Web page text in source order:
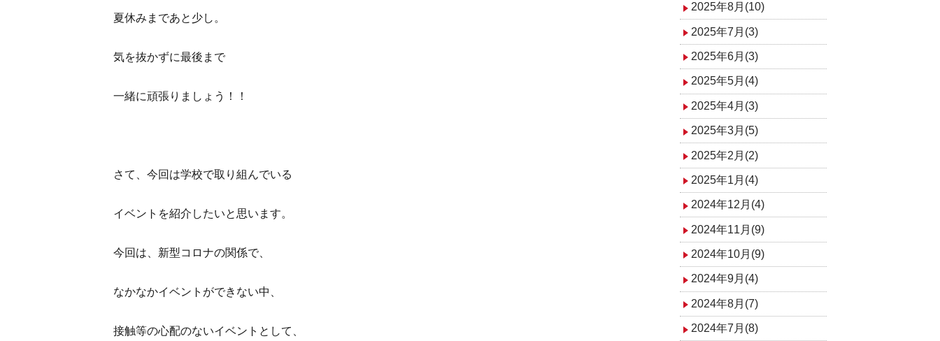
夏休みまであと少し。
気を抜かずに最後まで
一緒に頑張りましょう！！
さて、今回は学校で取り組んでいる
イベントを紹介したいと思います。
今回は、新型コロナの関係で、
なかなかイベントができない中、
接触等の心配のないイベントとして、
2025年8月(10)
2025年7月(3)
2025年6月(3)
2025年5月(4)
2025年4月(3)
2025年3月(5)
2025年2月(2)
2025年1月(4)
2024年12月(4)
2024年11月(9)
2024年10月(9)
2024年9月(4)
2024年8月(7)
2024年7月(8)